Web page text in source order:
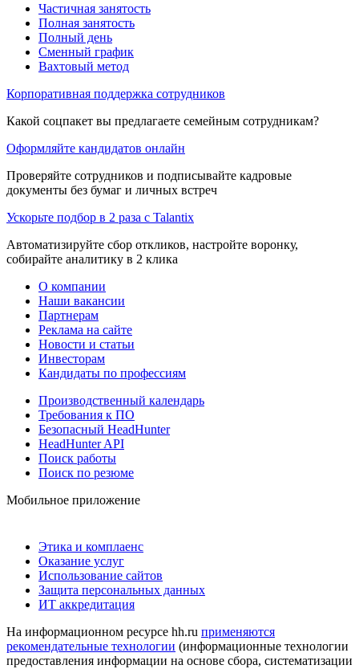
Частичная занятость
Полная занятость
Полный день
Сменный график
Вахтовый метод
Корпоративная поддержка сотрудников
Какой соцпакет вы предлагаете семейным сотрудникам?
Оформляйте кандидатов онлайн
Проверяйте сотрудников и подписывайте кадровые
документы без бумаг и личных встреч
Ускорьте подбор в 2 раза с Talantix
Автоматизируйте сбор откликов, настройте воронку,
собирайте аналитику в 2 клика
О компании
Наши вакансии
Партнерам
Реклама на сайте
Новости и статьи
Инвесторам
Кандидаты по профессиям
Производственный календарь
Требования к ПО
Безопасный HeadHunter
HeadHunter API
Поиск работы
Поиск по резюме
Мобильное приложение
Этика и комплаенс
Оказание услуг
Использование сайтов
Защита персональных данных
ИТ аккредитация
На информационном ресурсе hh.ru применяются
рекомендательные технологии (информационные технологии
предоставления информации на основе сбора, систематизации